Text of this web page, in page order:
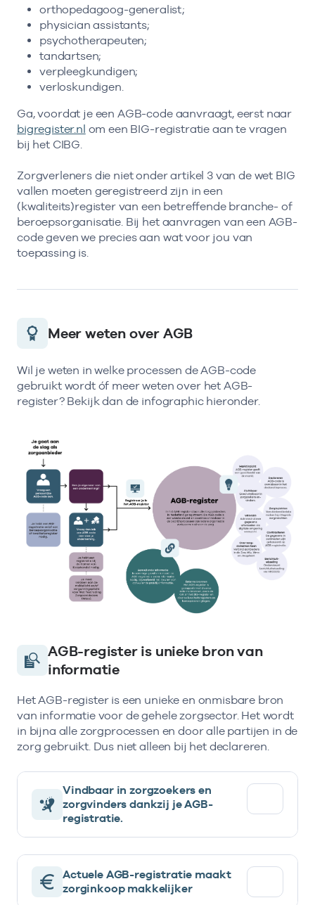
orthopedagoog-generalist;
physician assistants;
psychotherapeuten;
tandartsen;
verpleegkundigen;
verloskundigen.
Ga, voordat je een AGB-code aanvraagt, eerst naar
bigregister.nl om een BIG-registratie aan te vragen
bij het CIBG.
Zorgverleners die niet onder artikel 3 van de wet BIG
vallen moeten geregistreerd zijn in een
(kwaliteits)register van een betreffende branche- of
beroepsorganisatie. Bij het aanvragen van een AGB-
code geven we precies aan wat voor jou van
toepassing is.
Meer weten over AGB
Wil je weten in welke processen de AGB-code
gebruikt wordt óf meer weten over het AGB-
register? Bekijk dan de infographic hieronder.
AGB-register is unieke bron van
informatie
Het AGB-register is een unieke en onmisbare bron
van informatie voor de gehele zorgsector. Het wordt
in bijna alle zorgprocessen en door alle partijen in de
zorg gebruikt. Dus niet alleen bij het declareren.
Vindbaar in zorgzoekers en
zorgvinders dankzij je AGB-
registratie.
Actuele AGB-registratie maakt
zorginkoop makkelijker